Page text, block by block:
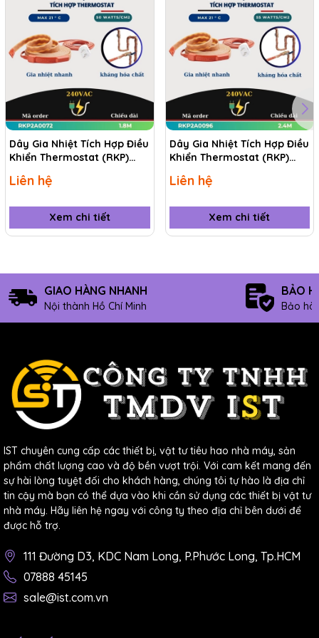
3. Tính linh hoạt cao:
Với khả năng cuộn lại và tùy chỉnh chiều dài,
RKP có thể được sử dụng trong nhiều tình
Sản phẩm phù hợp với nhiều loại bề mặt khác
nhau, từ kim loại đến nhựa.
Các lưu ý khi sử dụng
Mặc dù RKP rất dễ sử dụng và an toàn, nhưng người
dùng vẫn nên lưu ý một số điểm sau:
Kiểm tra trước khi lắp đặt : Đảm bảo rằng bề mặt
lắp đặt sạch sẽ và khô ráo để đảm bảo hiệu quả tối
liệu nào khác.
Giám sát trong lần đầu sử dụng
Dây Gia Nhiệt Tích Hợp Điều
Khiển Thermostat (RKP)
Liên hệ
Xem chi tiết
Dây Gia Nhiệt Tích Hợp Điều
Khiển Thermostat (RKP)
Liên hệ
Xem chi tiết
GIAO HÀNG NHANH
Nội thành Hồ Chí Minh
BẢO
Bảo
IST chuyên cung cấp các thiết bị, vật tư tiêu hao nhà máy, sản
phẩm chất lượng cao và độ bền vượt trội. Với cam kết mang đến
sự hài lòng tuyệt đối cho khách hàng, chúng tôi tự hào là địa chỉ
tin cậy mà bạn có thể dựa vào khi cần sử dụng các thiết bị vật tư
nhà máy. Hãy liên hệ ngay với công ty theo địa chỉ bên dưới để
được hỗ trợ.
111 Đường D3, KDC Nam Long, P.Phước Long, Tp.HCM
07888 45145
sale@ist.com.vn